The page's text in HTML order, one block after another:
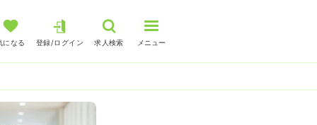
になる 登録/ログイン 求人検索 メニュー